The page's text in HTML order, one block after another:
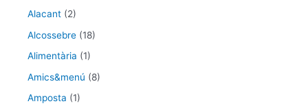
Alacant (2)
Alcossebre (18)
Alimentària (1)
Amics&menú (8)
Amposta (1)